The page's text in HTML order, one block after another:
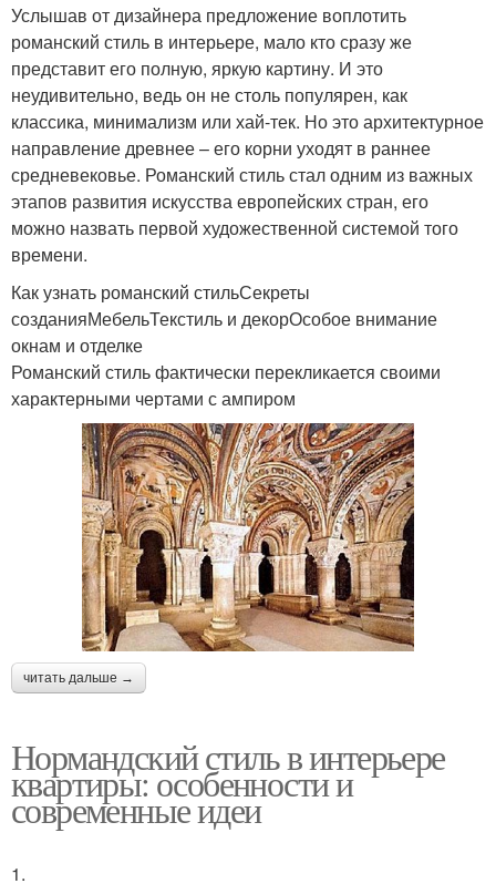
Услышав от дизайнера предложение воплотить
романский стиль в интерьере, мало кто сразу же
представит его полную, яркую картину. И это
неудивительно, ведь он не столь популярен, как
классика, минимализм или хай-тек. Но это архитектурное
направление древнее – его корни уходят в раннее
средневековье. Романский стиль стал одним из важных
этапов развития искусства европейских стран, его
можно назвать первой художественной системой того
времени.
Как узнать романский стильСекреты
созданияМебельТекстиль и декорОсобое внимание
окнам и отделке
Романский стиль фактически перекликается своими
характерными чертами с ампиром
читать дальше →
Нормандский стиль в интерьере
квартиры: особенности и
современные идеи
1.